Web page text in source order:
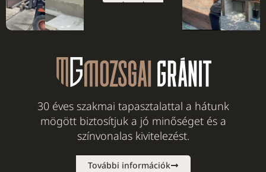
30 éves szakmai tapasztalattal a hátunk
mögött biztosítjuk a jó minőséget és a
színvonalas kivitelezést.
További információk